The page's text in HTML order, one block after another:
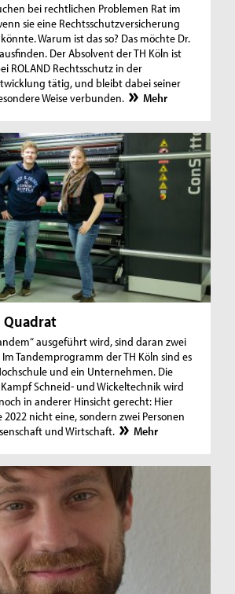
bei rechtlichen Problemen Rat im
sie eine Rechtsschutzversicherung
Warum ist das so? Das möchte Dr.
Der Absolvent der TH Köln ist
ROLAND Rechtsschutz in der
tätig, und bleibt dabei seiner
Weise verbunden.
Mehr
Quadrat
ausgeführt wird, sind daran zwei
Tandemprogramm der TH Köln sind es
und ein Unternehmen. Die
Schneid- und Wickeltechnik wird
in anderer Hinsicht gerecht: Hier
nicht eine, sondern zwei Personen
und Wirtschaft.
Mehr